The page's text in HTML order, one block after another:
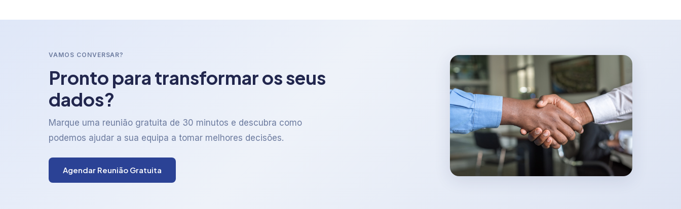
VAMOS CONVERSAR?
Pronto para transformar os seus
dados?
Marque uma reunião gratuita de 30 minutos e descubra como
podemos ajudar a sua equipa a tomar melhores decisões.
Agendar Reunião Gratuita